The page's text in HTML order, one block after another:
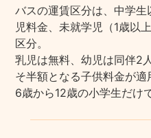
バスの運賃区分は、中学
児料金、未就学児（1歳以
区分。
乳児は無料、幼児は同伴2
そ半額となる子供料金が
6歳から12歳の小学生だけ